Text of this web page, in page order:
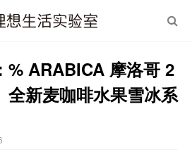
% ARABICA 摩洛哥 2
全新麦咖啡水果雪冰系